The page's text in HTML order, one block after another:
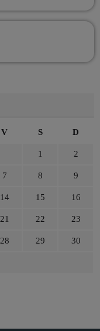
V S D
1 2
7 8 9
14 15 16
21 22 23
28 29 30